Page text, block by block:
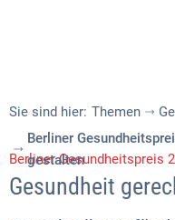
Sie sind hier: Themen
Berliner
gestalten
Berliner Gesundheitspreis
Gesundheit